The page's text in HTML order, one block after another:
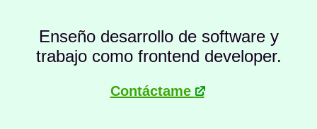
Enseño desarrollo de software y
trabajo como frontend developer.
Contáctame -